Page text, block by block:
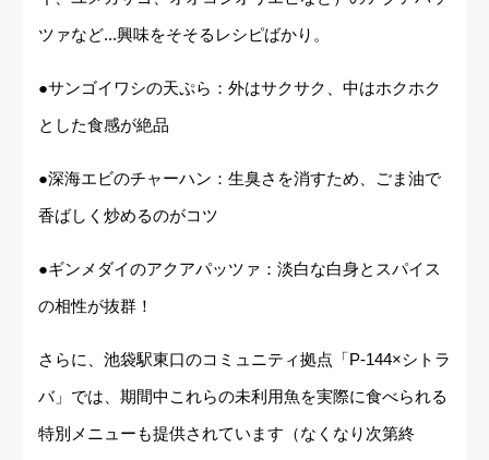
ツァなど...興味をそそるレシピばかり。
●サンゴイワシの天ぷら：外はサクサク、中はホクホク
とした食感が絶品
●深海エビのチャーハン：生臭さを消すため、ごま油で
香ばしく炒めるのがコツ
●ギンメダイのアクアパッツァ：淡白な白身とスパイス
の相性が抜群！
さらに、池袋駅東口のコミュニティ拠点「P-144×シトラ
バ」では、期間中これらの未利用魚を実際に食べられる
特別メニューも提供されています（なくなり次第終